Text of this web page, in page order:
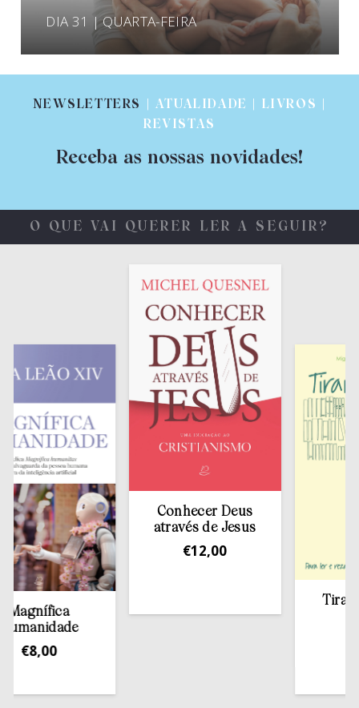
DIA 31 | QUARTA-FEIRA
NEWSLETTERS
| ATUALIDADE | LIVROS |
REVISTAS
Receba as nossas novidades!
O QUE VAI QUERER LER A SEGUIR?
8,00
Conhecer Deus
através de Jesus
12,00
Tirar a